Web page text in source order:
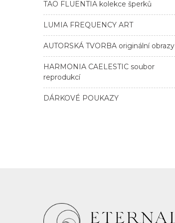
TAO FLUENTIA kolekce šperků
LUMIA FREQUENCY ART
AUTORSKÁ TVORBA originální obrazy
HARMONIA CAELESTIC soubor
reprodukcí
DÁRKOVÉ POUKAZY